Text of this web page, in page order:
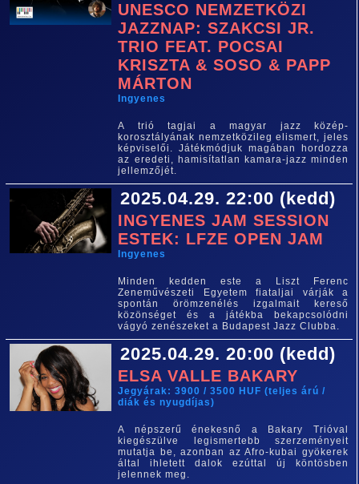
UNESCO NEMZETKÖZI
JAZZNAP: SZAKCSI JR.
TRIO FEAT. POCSAI
KRISZTA & SOSO & PAPP
MÁRTON
Ingyenes
A trió tagjai a magyar jazz közép-
korosztályának nemzetközileg elismert, jeles
képviselői. Játékmódjuk magában hordozza
az eredeti, hamisítatlan kamara-jazz minden
jellemzőjét.
2025.04.29. 22:00 (kedd)
INGYENES JAM SESSION
ESTEK: LFZE OPEN JAM
Ingyenes
Minden kedden este a Liszt Ferenc
Zeneművészeti Egyetem fiataljai várják a
spontán örömzenélés izgalmait kereső
közönséget és a játékba bekapcsolódni
vágyó zenészeket a Budapest Jazz Clubba.
2025.04.29. 20:00 (kedd)
ELSA VALLE BAKARY
Jegyárak: 3900 / 3500 HUF (teljes árú /
diák és nyugdíjas)
A népszerű énekesnő a Bakary Trióval
kiegészülve legismertebb szerzeményeit
mutatja be, azonban az Afro-kubai gyökerek
által ihletett dalok ezúttal új köntösben
jelennek meg.